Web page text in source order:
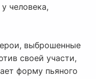
человека,
выброшенные
своей участи,
форму пьяного